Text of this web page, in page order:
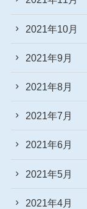
2021年10月
2021年9月
2021年8月
2021年7月
2021年6月
2021年5月
2021年4月